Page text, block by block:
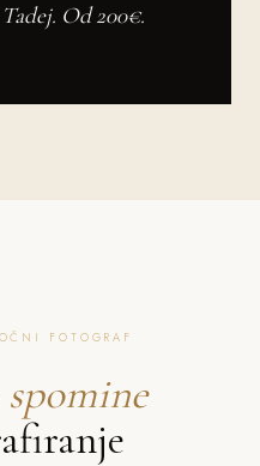
Od 200€.
FOTOGRAF
spomine